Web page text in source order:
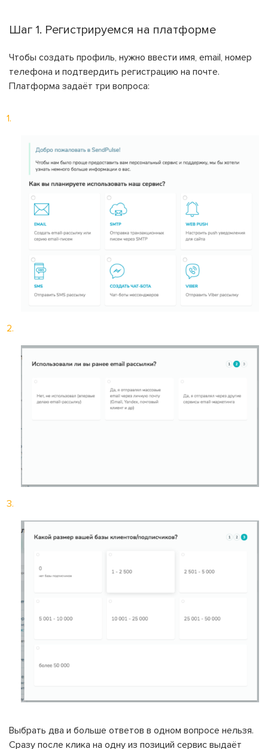
Шаг 1. Регистрируемся на платформе
Чтобы создать профиль, нужно ввести имя, email, номер
телефона и подтвердить регистрацию на почте.
Платформа задаёт три вопроса:
Выбрать два и больше ответов в одном вопросе нельзя.
Сразу после клика на одну из позиций сервис выдаёт